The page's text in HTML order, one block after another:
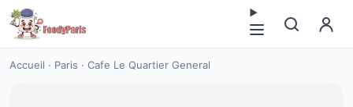
Accueil · Paris · Cafe Le Quartier General